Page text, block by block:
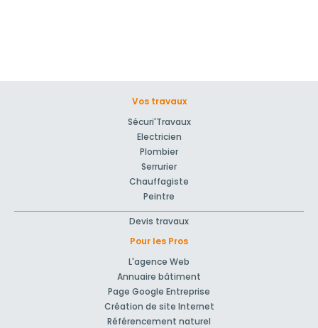
Vos travaux
Sécuri'Travaux
Electricien
Plombier
Serrurier
Chauffagiste
Peintre
Devis travaux
Pour les Pros
L'agence Web
Annuaire bâtiment
Page Google Entreprise
Création de site Internet
Référencement naturel